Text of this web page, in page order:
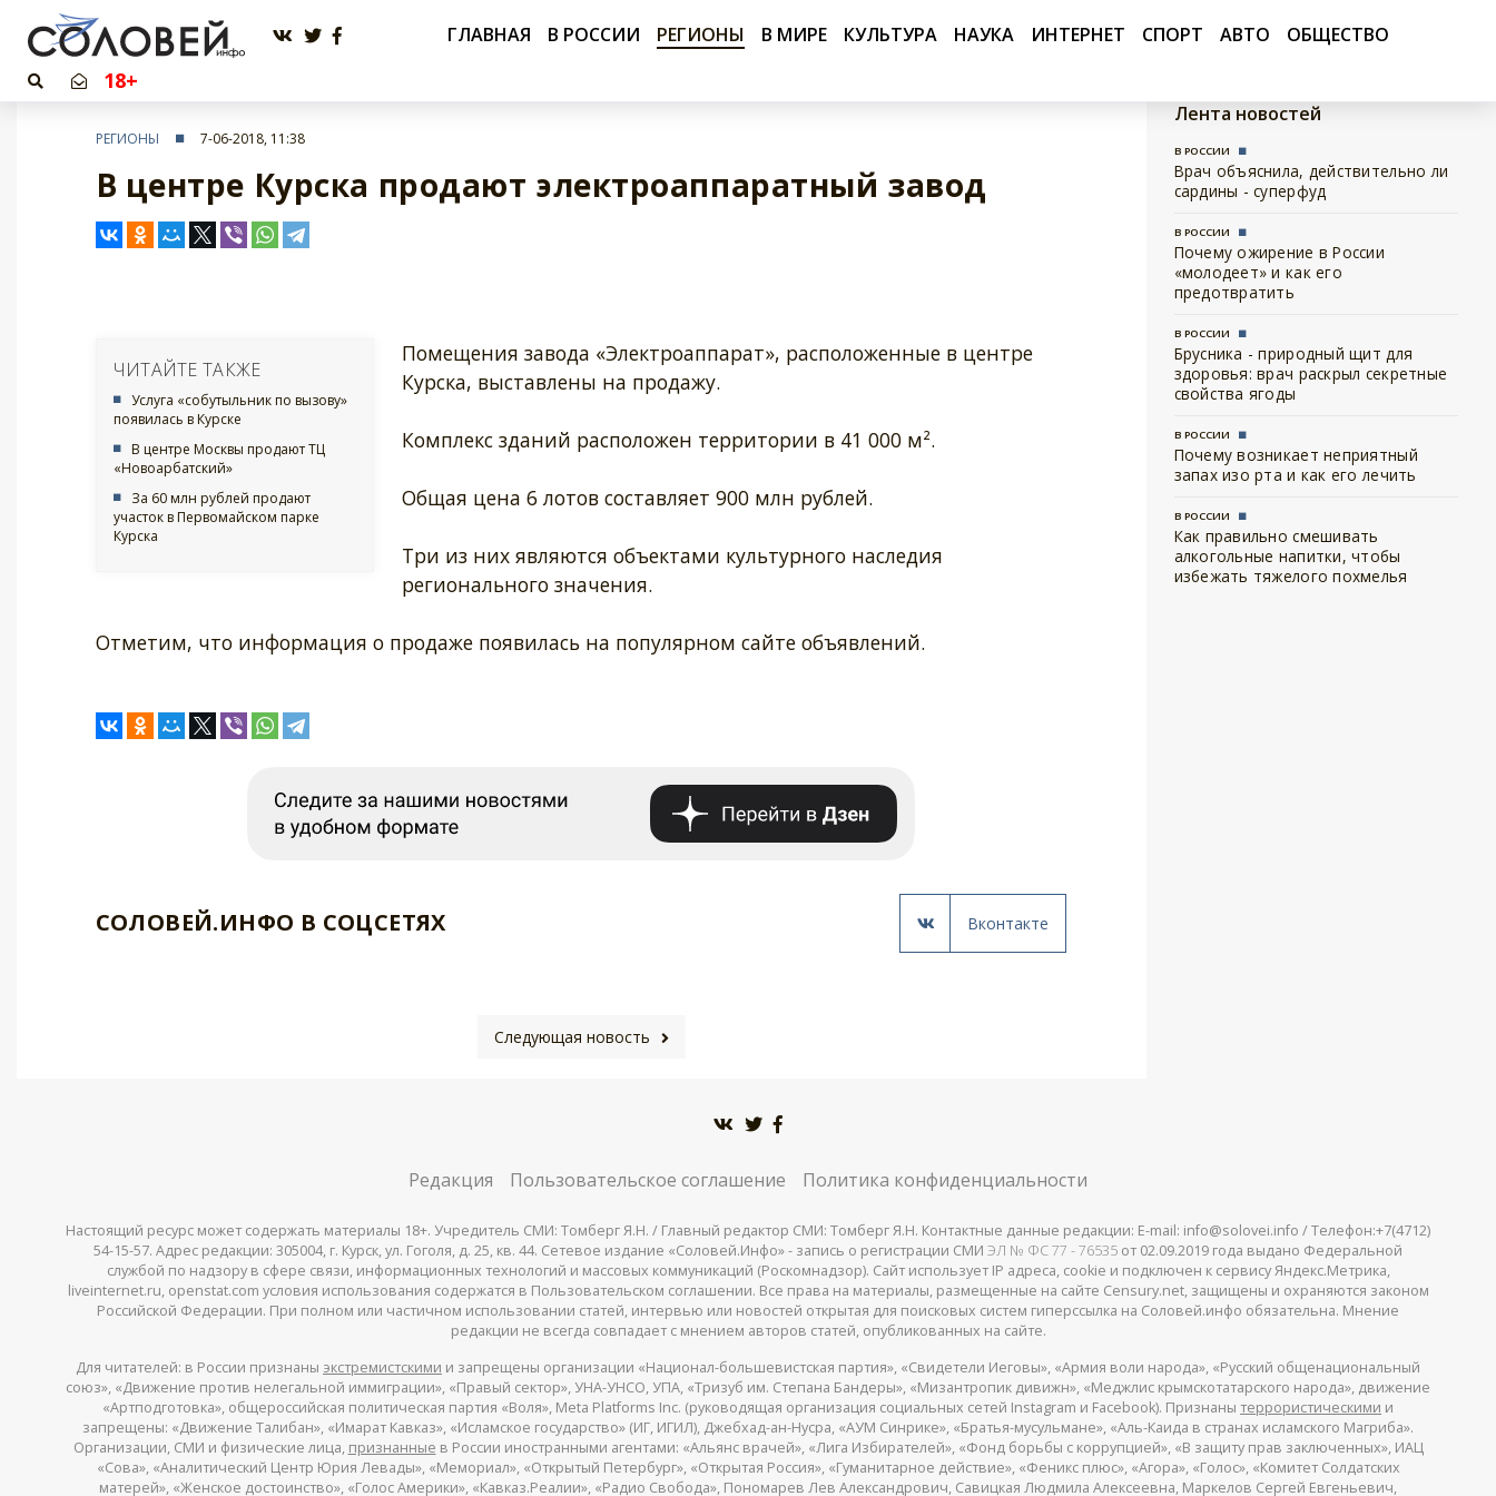
ГЛАВНАЯ В РОССИИ РЕГИОНЫ В МИРЕ КУЛЬТУРА НАУКА ИНТЕРНЕТ СПОРТ АВТО ОБЩЕСТВО
18+
РЕГИОНЫ 7-06-2018, 11:38
В центре Курска продают электроаппаратный завод
ЧИТАЙТЕ ТАКЖЕ
Услуга «собутыльник по вызову»
появилась в Курске
В центре Москвы продают ТЦ
«Новоарбатский»
За 60 млн рублей продают
участок в Первомайском парке
Курска
Помещения завода «Электроаппарат», расположенные в центре
Курска, выставлены на продажу.
Комплекс зданий расположен территории в 41 000 м².
Общая цена 6 лотов составляет 900 млн рублей.
Три из них являются объектами культурного наследия
регионального значения.
Отметим, что информация о продаже появилась на популярном сайте объявлений.
СОЛОВЕЙ.ИНФО В СОЦСЕТЯХ Вконтакте
Следующая новость
Лента новостей
В РОССИИ
Врач объяснила, действительно ли
сардины - суперфуд
В РОССИИ
Почему ожирение в России
«молодеет» и как его
предотвратить
В РОССИИ
Брусника - природный щит для
здоровья: врач раскрыл секретные
свойства ягоды
В РОССИИ
Почему возникает неприятный
запах изо рта и как его лечить
В РОССИИ
Как правильно смешивать
алкогольные напитки, чтобы
избежать тяжелого похмелья
Редакция Пользовательское соглашение Политика конфиденциальности
Настоящий ресурс может содержать материалы 18+. Учредитель СМИ: Томберг Я.Н. / Главный редактор СМИ: Томберг Я.Н. Контактные данные редакции: E-mail: info@solovei.info / Телефон:+7(4712)
54-15-57. Адрес редакции: 305004, г. Курск, ул. Гоголя, д. 25, кв. 44. Сетевое издание «Соловей.Инфо» - запись о регистрации СМИ ЭЛ № ФС 77 - 76535 от 02.09.2019 года выдано Федеральной
службой по надзору в сфере связи, информационных технологий и массовых коммуникаций (Роскомнадзор). Сайт использует IP адреса, cookie и подключен к сервису Яндекс.Метрика,
liveinternet.ru, openstat.com условия использования содержатся в Пользовательском соглашении. Все права на материалы, размещенные на сайте Censury.net, защищены и охраняются законом
Российской Федерации. При полном или частичном использовании статей, интервью или новостей открытая для поисковых систем гиперссылка на Соловей.инфо обязательна. Мнение
редакции не всегда совпадает с мнением авторов статей, опубликованных на сайте.
Для читателей: в России признаны экстремистскими и запрещены организации «Национал-большевистская партия», «Свидетели Иеговы», «Армия воли народа», «Русский общенациональный
союз», «Движение против нелегальной иммиграции», «Правый сектор», УНА-УНСО, УПА, «Тризуб им. Степана Бандеры», «Мизантропик дивижн», «Меджлис крымскотатарского народа», движение
«Артподготовка», общероссийская политическая партия «Воля», Meta Platforms Inc. (руководящая организация социальных сетей Instagram и Facebook). Признаны террористическими и
запрещены: «Движение Талибан», «Имарат Кавказ», «Исламское государство» (ИГ, ИГИЛ), Джебхад-ан-Нусра, «АУМ Синрике», «Братья-мусульмане», «Аль-Каида в странах исламского Магриба».
Организации, СМИ и физические лица, признанные в России иностранными агентами: «Альянс врачей», «Лига Избирателей», «Фонд борьбы с коррупцией», «В защиту прав заключенных», ИАЦ
«Сова», «Аналитический Центр Юрия Левады», «Мемориал», «Открытый Петербург», «Открытая Россия», «Гуманитарное действие», «Феникс плюс», «Агора», «Голос», «Комитет Солдатских
матерей», «Женское достоинство», «Голос Америки», «Кавказ.Реалии», «Радио Свобода», Пономарев Лев Александрович, Савицкая Людмила Алексеевна, Маркелов Сергей Евгеньевич,